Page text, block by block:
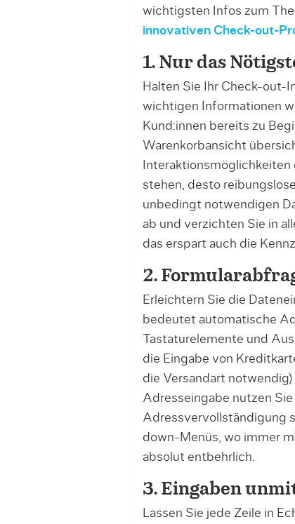
wichtigsten Infos zum
innovativen Check-out-
1. Nur das
Halten Sie Ihr Check-out-
wichtigen Informationen
Kund:innen bereits zu
Warenkorbansicht
stehen, desto
unbedingt notwendigen
ab und verzichten Sie in
das erspart auch die
2.
Erleichtern Sie die
bedeutet automatische
Tastaturelemente und
die Eingabe von
die Versandart
Adresseingabe nutzen
Adressvervollständigung
down-Menüs, wo immer
absolut entbehrlich.
3. Eingaben
Lassen Sie jede Zeile in